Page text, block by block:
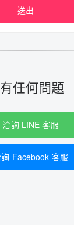
送出
任何問題
洽詢 LINE 客服
Facebook 客服